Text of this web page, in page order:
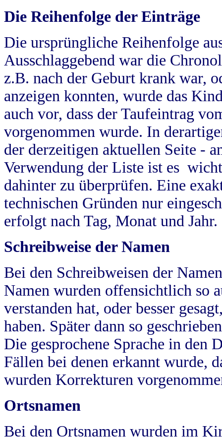
Die Reihenfolge der Einträge
Die ursprüngliche Reihenfolge
Ausschlaggebend war die
z.B. nach der Geburt krank war,
anzeigen konnten, wurde das
auch vor, dass der Taufeintrag
vorgenommen wurde. In
der derzeitigen aktuellen Seite -
Verwendung der Liste ist es
dahinter zu überprüfen. Eine
technischen Gründen nur
erfolgt nach Tag, Monat und Jahr.
Schreibweise der Namen
Bei den Schreibweisen der
Namen wurden offensichtlich so
verstanden hat, oder besser
haben. Später dann so
Die gesprochene Sprache in
Fällen bei denen erkannt wurde,
wurden Korrekturen
Ortsnamen
Bei den Ortsnamen wurden im